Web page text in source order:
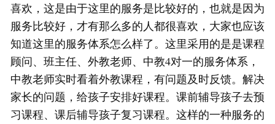
喜欢，这是由于这里的服务是比较好的，也就是因为
服务比较好，才有那么多的人都很喜欢，大家也应该
知道这里的服务体系怎么样了。这里采用的是是课程
顾问、班主任、外教老师、中教4对一的服务体系，
中教老师实时看着外教课程，有问题及时反馈。解决
家长的问题，给孩子安排好课程。课前辅导孩子去预
习课程、课后辅导孩子复习课程。这样的一种服务的